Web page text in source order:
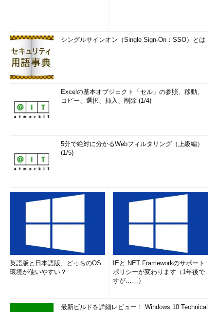
and
Systems
http
Created
図3 Junction実行イメージ
rnals/Utilities/Junction.mspx
また、Windowsシステムに関する有益な情報も提供されている。
度試してみてはいかがだろうか。
」で詳しいものが提供されている。RSSフィードも提
供されているので、利用者はこちらをチェックしておくとよいだ
ろう。参考までにユーティリティ一覧と簡単な説明をまとめてい
るので、 ぜひ使ってみて欲しい。現在、SysinternalsのWebサイ
うち日本語版が作成されることに期待したい。
シングルサインオン（Single Sign-On：SSO）とは
Excelの基本オブジェクト「セル」の参照、移動、
コピー、選択、挿入、削除 (1/4)
5分で絶対に分かるWebフィルタリング（上級編）
(1/5)
英語版と日本語版、どっちのOS
環境が使いやすい？
IEと.NET Frameworkのサポート
ポリシーが変わります（1年後で
すが……）
最新ビルドを詳細レビュー！ Windows 10 Technical